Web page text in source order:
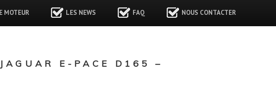
MOTEUR LES NEWS FAQ NOUS CONTACTER
E-PACE D165 –